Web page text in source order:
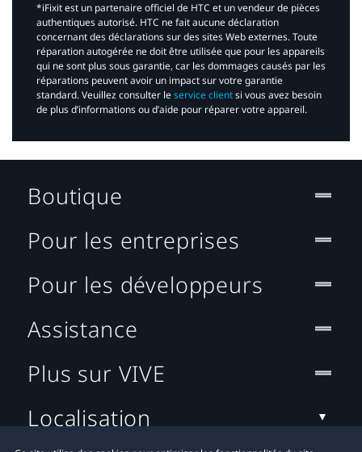
*iFixit est un partenaire officiel de HTC et un vendeur de pièces
authentiques autorisé. HTC ne fait aucune déclaration
concernant des déclarations sur des sites Web externes. Toute
réparation autogérée ne doit être utilisée que pour les appareils
qui ne sont plus sous garantie, car les dommages causés par les
réparations peuvent avoir un impact sur votre garantie
standard. Veuillez consulter leservice clientsi vous avez besoin
de plus d’informations ou d’aide pour réparer votre appareil.​
Boutique
Pour les entreprises
Pour les développeurs
Assistance
Plus sur VIVE
Localisation